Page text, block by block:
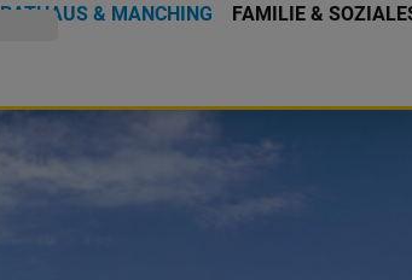
RATHAUS & MANCHING FAMILIE &